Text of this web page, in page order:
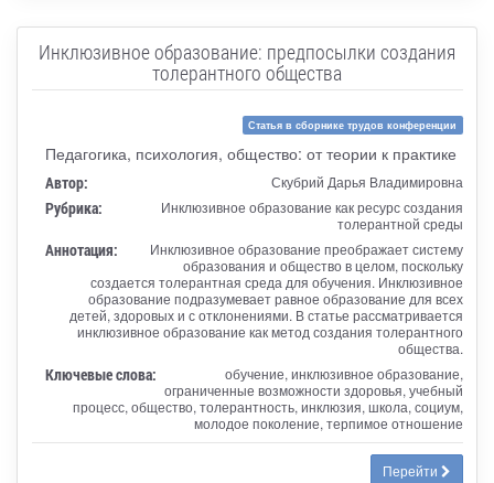
Инклюзивное образование: предпосылки создания
толерантного общества
Статья в сборнике трудов конференции
Педагогика, психология, общество: от теории к практике
Автор: Скубрий Дарья Владимировна
Рубрика:
Инклюзивное образование как ресурс создания
толерантной среды
Аннотация:
Инклюзивное образование преображает систему
образования и общество в целом, поскольку
создается толерантная среда для обучения. Инклюзивное
образование подразумевает равное образование для всех
детей, здоровых и с отклонениями. В статье рассматривается
инклюзивное образование как метод создания толерантного
общества.
Ключевые слова:
обучение, инклюзивное образование,
ограниченные возможности здоровья, учебный
процесс, общество, толерантность, инклюзия, школа, социум,
молодое поколение, терпимое отношение
Перейти